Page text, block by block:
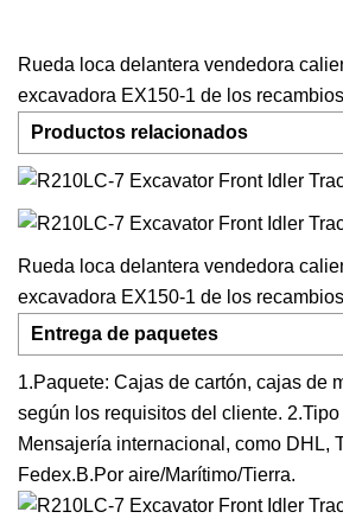
Rueda loca delantera vendedora
excavadora EX150-1 de los
Productos relacionados
Rueda loca delantera vendedora
excavadora EX150-1 de los
Entrega de paquetes
1.Paquete: Cajas de cartón, cajas de
según los requisitos del cliente. 2.Tipo
Mensajería internacional, como DHL,
Fedex.B.Por aire/Marítimo/Tierra.